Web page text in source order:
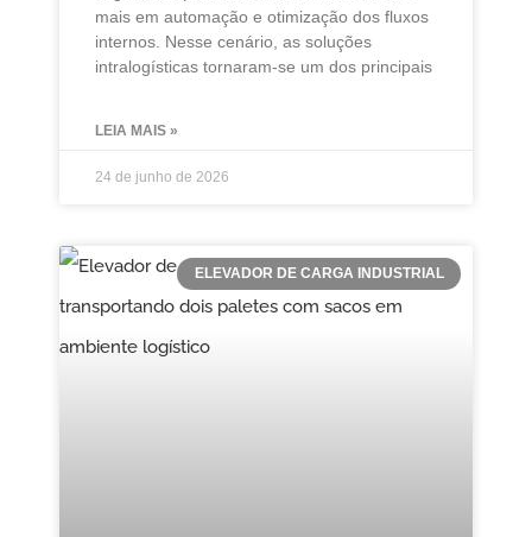
mais em automação e otimização dos fluxos
internos. Nesse cenário, as soluções
intralogísticas tornaram-se um dos principais
LEIA MAIS »
24 de junho de 2026
ELEVADOR DE CARGA INDUSTRIAL